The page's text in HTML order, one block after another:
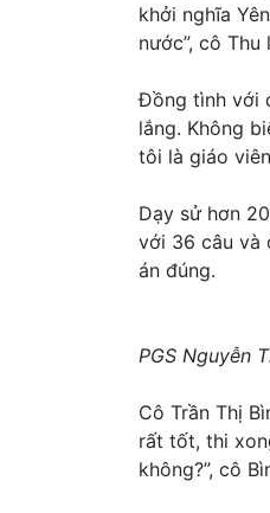
khởi nghĩa
nước”, cô Thu
Đồng tình với
lắng. Không
tôi là giáo
Dạy sử hơn
với 36 câu và
án đúng.
PGS Nguyễn
Cô Trần Thị
rất tốt, thi
không?”, cô